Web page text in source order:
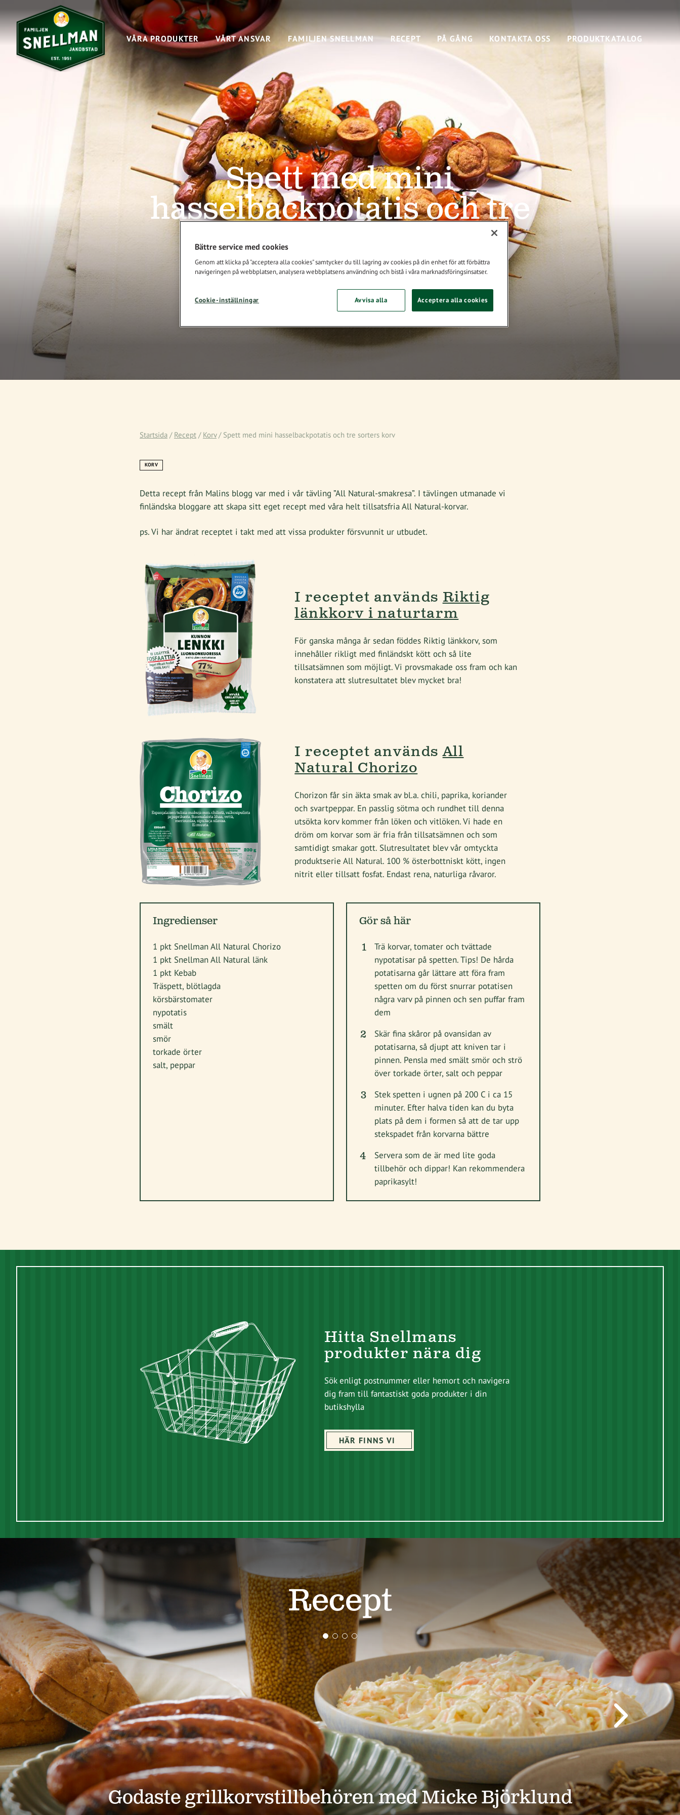
VÅRA PRODUKTER VÅRT ANSVAR FAMILJEN SNELLMAN RECEPT PÅ GÅNG KONTAKTA OSS PRODUKTKATALOG
Spett med mini
hasselbackpotatis och tre
sorters korv
Startsida / Recept / Korv/ Spett med mini hasselbackpotatis och tre sorters korv
KORV
Detta recept från Malins blogg var med i vår tävling ”All Natural-smakresa”. I tävlingen utmanade vi
finländska bloggare att skapa sitt eget recept med våra helt tillsatsfria All Natural-korvar.
ps. Vi har ändrat receptet i takt med att vissa produkter försvunnit ur utbudet.
I receptet användsRiktig
länkkorv i naturtarm
För ganska många år sedan föddes Riktig länkkorv, som
innehåller rikligt med finländskt kött och så lite
tillsatsämnen som möjligt. Vi provsmakade oss fram och kan
konstatera att slutresultatet blev mycket bra!
I receptet användsAll
Natural Chorizo
Chorizon får sin äkta smak av bl.a. chili, paprika, koriander
och svartpeppar. En passlig sötma och rundhet till denna
utsökta korv kommer från löken och vitlöken. Vi hade en
dröm om korvar som är fria från tillsatsämnen och som
samtidigt smakar gott. Slutresultatet blev vår omtyckta
produktserie All Natural. 100 % österbottniskt kött, ingen
nitrit eller tillsatt fosfat. Endast rena, naturliga råvaror.
Ingredienser
1 pkt Snellman All Natural Chorizo
1 pkt Snellman All Natural länk
1 pkt Kebab
Träspett, blötlagda
körsbärstomater
nypotatis
smält
smör
torkade örter
salt, peppar
Gör så här
Trä korvar, tomater och tvättade
nypotatisar på spetten. Tips! De hårda
potatisarna går lättare att föra fram
spetten om du först snurrar potatisen
några varv på pinnen och sen puffar fram
dem
Skär fina skåror på ovansidan av
potatisarna, så djupt att kniven tar i
pinnen. Pensla med smält smör och strö
över torkade örter, salt och peppar
Stek spetten i ugnen på 200 C i ca 15
minuter. Efter halva tiden kan du byta
plats på dem i formen så att de tar upp
stekspadet från korvarna bättre
Servera som de är med lite goda
tillbehör och dippar! Kan rekommendera
paprikasylt!
Hitta Snellmans
produkter nära dig
Sök enligt postnummer eller hemort och navigera
dig fram till fantastiskt goda produkter i din
butikshylla
HÄR FINNS VI
Recept
Godaste grillkorvstillbehören med Micke Björklund
Bättre service med cookies
Genom att klicka på "acceptera alla cookies" samtycker du till lagring av cookies på din enhet för att förbättra
navigeringen på webbplatsen, analysera webbplatsens användning och bistå i våra marknadsföringsinsatser.
Cookie-inställningar Avvisa alla Acceptera alla cookies